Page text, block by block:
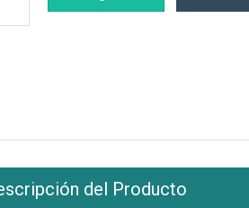
del Producto